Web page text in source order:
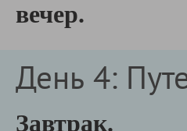
вечер.
День 4:
Завтрак.